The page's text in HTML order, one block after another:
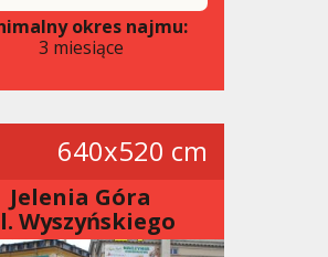
okres najmu:
3 miesiące
640x520 cm
Jelenia Góra
Wyszyńskiego